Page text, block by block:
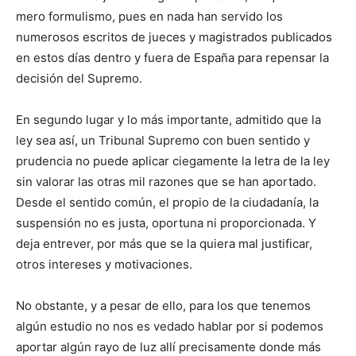
mero formulismo, pues en nada han servido los
numerosos escritos de jueces y magistrados publicados
en estos días dentro y fuera de España para repensar la
decisión del Supremo.
En segundo lugar y lo más importante, admitido que la
ley sea así, un Tribunal Supremo con buen sentido y
prudencia no puede aplicar ciegamente la letra de la ley
sin valorar las otras mil razones que se han aportado.
Desde el sentido común, el propio de la ciudadanía, la
suspensión no es justa, oportuna ni proporcionada. Y
deja entrever, por más que se la quiera mal justificar,
otros intereses y motivaciones.
No obstante, y a pesar de ello, para los que tenemos
algún estudio no nos es vedado hablar por si podemos
aportar algún rayo de luz allí precisamente donde más